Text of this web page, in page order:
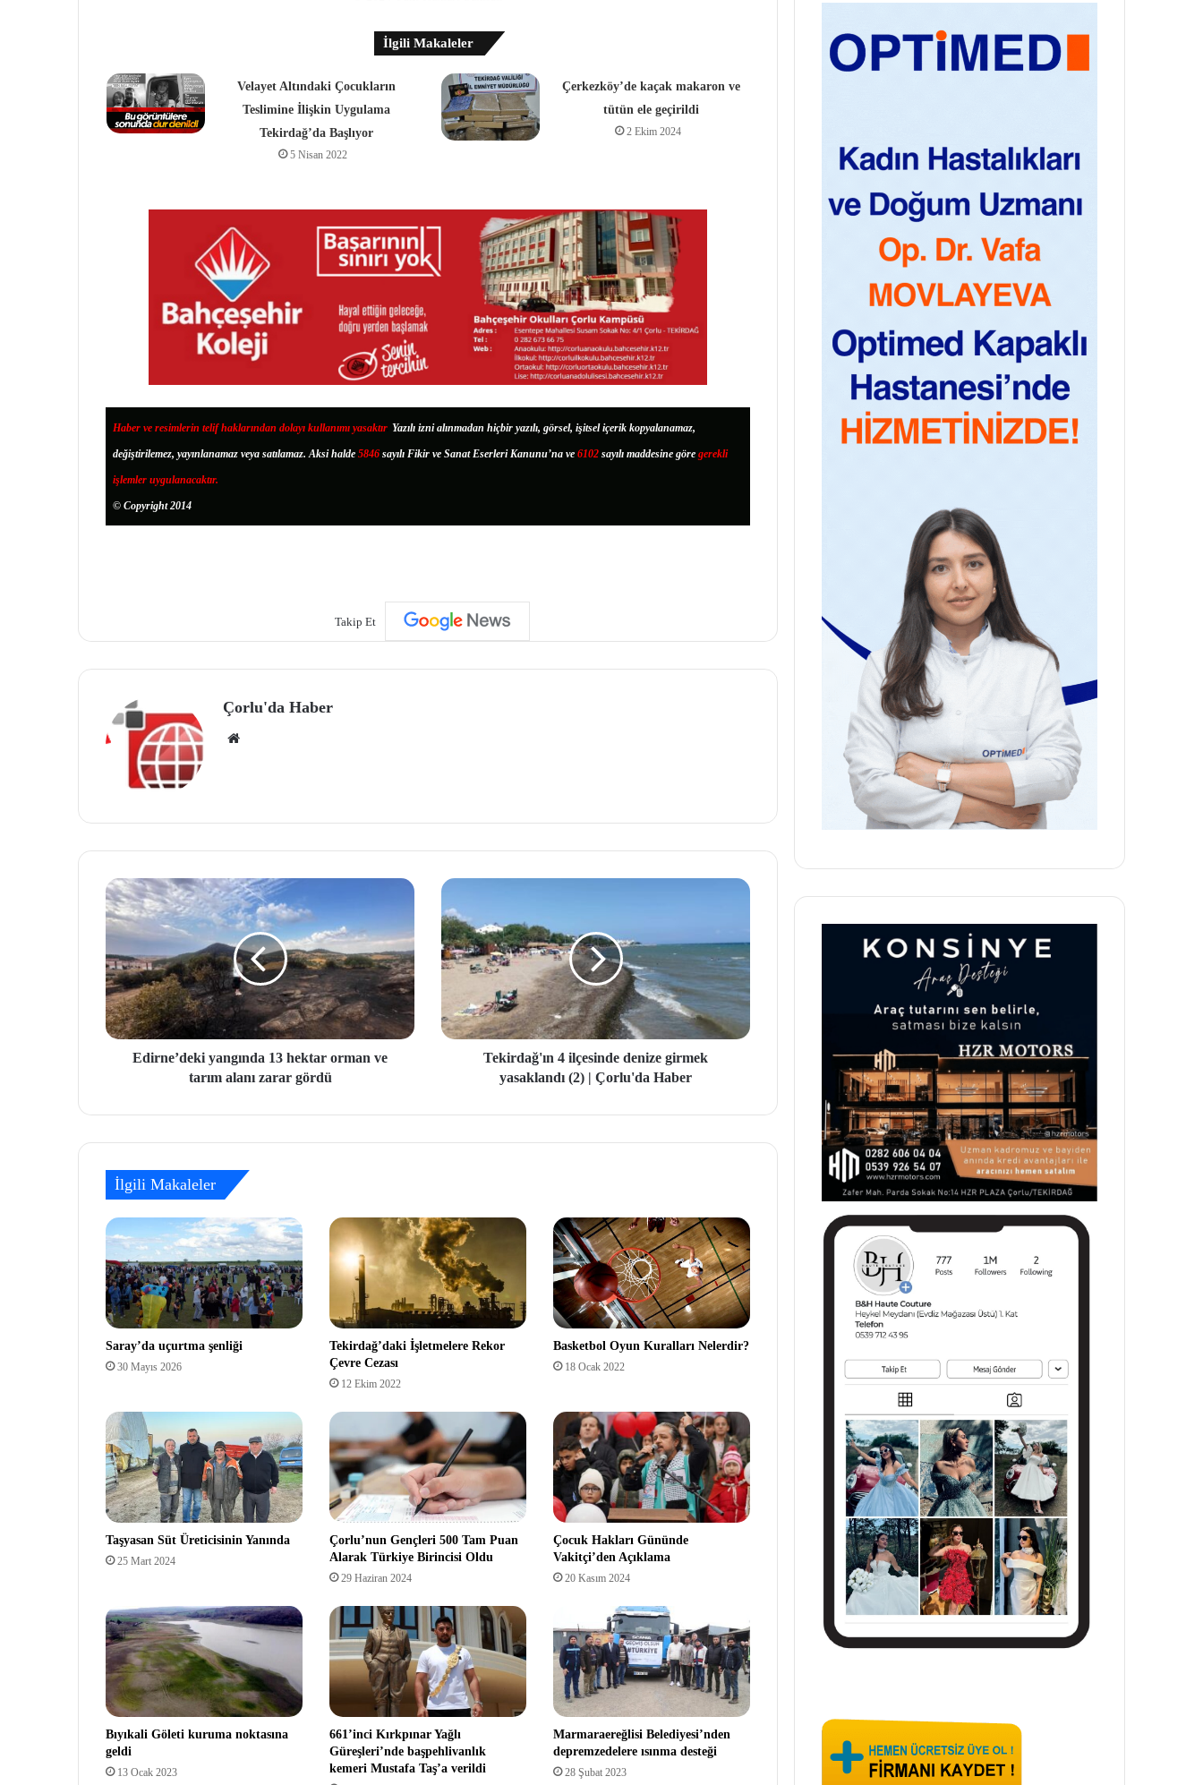
İlgili Makaleler
Velayet Altındaki Çocukların
Teslimine İlişkin Uygulama
Tekirdağ’da Başlıyor
5 Nisan 2022
Çerkezköy’de kaçak makaron ve
tütün ele geçirildi
2 Ekim 2024
Haber ve resimlerin telif haklarından dolayı kullanımı yasaktır. Yazılı izni alınmadan hiçbir yazılı, görsel, işitsel içerik kopyalanamaz,
değiştirilemez, yayınlanamaz veya satılamaz. Aksi halde 5846 sayılı Fikir ve Sanat Eserleri Kanunu’na ve 6102 sayılı maddesine göre gerekli
işlemler uygulanacaktır.
© Copyright 2014
Takip Et
Çorlu'da Haber
Edirne’deki yangında 13 hektar orman ve
tarım alanı zarar gördü
Tekirdağ'ın 4 ilçesinde denize girmek
yasaklandı (2) | Çorlu'da Haber
İlgili Makaleler
Saray’da uçurtma şenliği
30 Mayıs 2026
Tekirdağ’daki İşletmelere Rekor
Çevre Cezası
12 Ekim 2022
Basketbol Oyun Kuralları Nelerdir?
18 Ocak 2022
Taşyasan Süt Üreticisinin Yanında
25 Mart 2024
Çorlu’nun Gençleri 500 Tam Puan
Alarak Türkiye Birincisi Oldu
29 Haziran 2024
Çocuk Hakları Gününde
Vakitçi’den Açıklama
20 Kasım 2024
Bıyıkali Göleti kuruma noktasına
geldi
13 Ocak 2023
661’inci Kırkpınar Yağlı
Güreşleri’nde başpehlivanlık
kemeri Mustafa Taş’a verildi
Marmaraereğlisi Belediyesi’nden
depremzedelere ısınma desteği
28 Şubat 2023